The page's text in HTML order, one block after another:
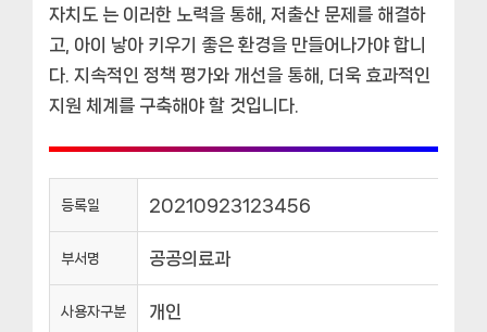
자치도 는 이러한 노력을 통해, 저출산 문제를 해결하
고, 아이 낳아 키우기 좋은 환경을 만들어나가야 합니
다. 지속적인 정책 평가와 개선을 통해, 더욱 효과적인
지원 체계를 구축해야 할 것입니다.
등록일 20210923123456
부서명 공공의료과
사용자구분 개인